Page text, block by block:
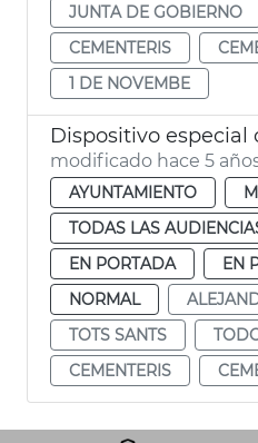
JUNTA DE GOBIERNO
CEMENTERIS
1 DE NOVEMBE
modificado hace 5
AYUNTAMIENTO
TODAS LAS
EN PORTADA
EN
NORMAL
TOTS SANTS
CEMENTERIS